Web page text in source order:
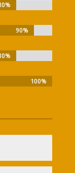
90%
90%
100%
100%